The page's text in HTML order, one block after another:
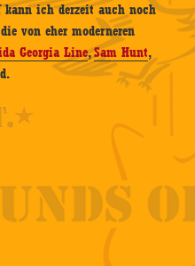
kann ich derzeit auch noch
von eher moderneren
Georgia Line,Sam Hunt,